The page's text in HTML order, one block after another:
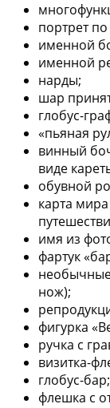
портрет
именной
именной
нарды;
шар
глобус-
«пьяная
винный
виде
обувной
карта
имя из
фартук
нож);
фигурка
ручка с
визитка-
глобус-бар;
флешка с